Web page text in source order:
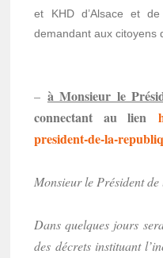
et KHD d’Al­sace et
deman­dant aux citoyens
– à Monsieur le
connec­tant au lien
president-de-la-
Monsieur le Président
Dans quelques jours
des décrets insti­tuant